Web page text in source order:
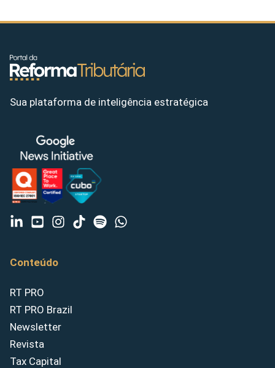
Sua plataforma de inteligência estratégica
Conteúdo
RT PRO
RT PRO Brazil
Newsletter
Revista
Tax Capital